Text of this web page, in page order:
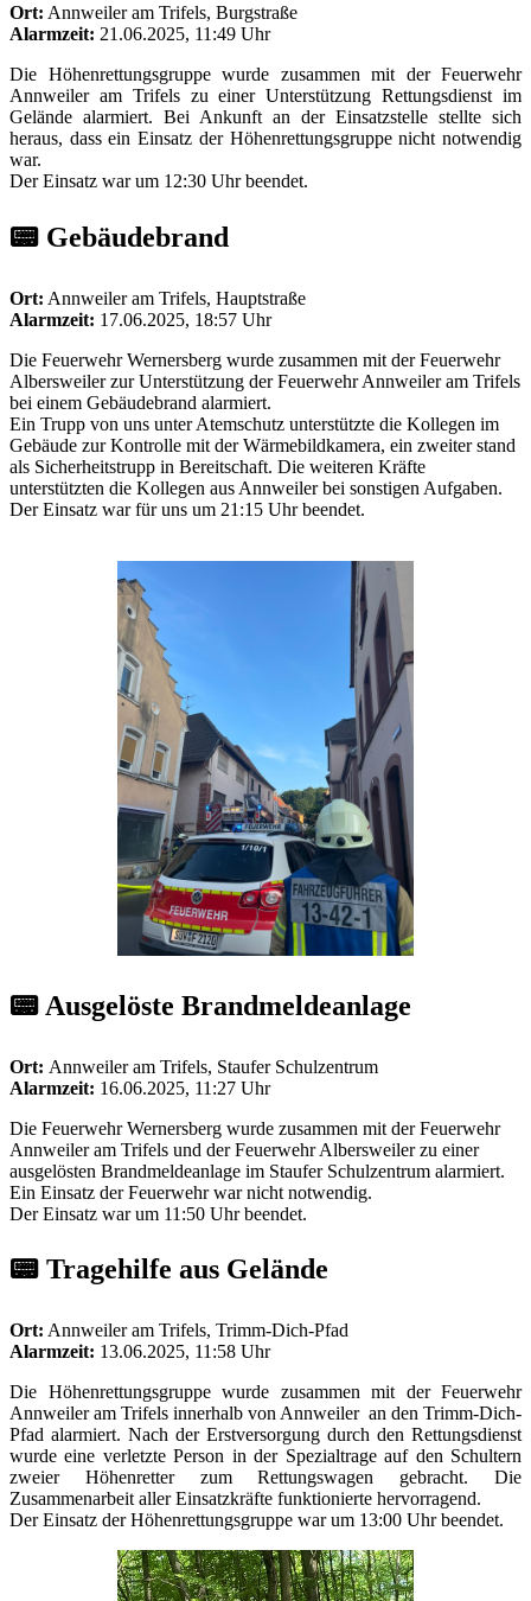
Ort: Annweiler am Trifels, Burgstraße
Alarmzeit: 21.06.2025, 11:49 Uhr
Die Höhenrettungsgruppe wurde zusammen mit der Feuerwehr
Annweiler am Trifels zu einer Unterstützung Rettungsdienst im
Gelände alarmiert. Bei Ankunft an der Einsatzstelle stellte sich
heraus, dass ein Einsatz der Höhenrettungsgruppe nicht notwendig
war.
Der Einsatz war um 12:30 Uhr beendet.
📟 Gebäudebrand
Ort: Annweiler am Trifels, Hauptstraße
Alarmzeit: 17.06.2025, 18:57 Uhr
Die Feuerwehr Wernersberg wurde zusammen mit der Feuerwehr
Albersweiler zur Unterstützung der Feuerwehr Annweiler am Trifels
bei einem Gebäudebrand alarmiert.
Ein Trupp von uns unter Atemschutz unterstützte die Kollegen im
Gebäude zur Kontrolle mit der Wärmebildkamera, ein zweiter stand
als Sicherheitstrupp in Bereitschaft. Die weiteren Kräfte
unterstützten die Kollegen aus Annweiler bei sonstigen Aufgaben.
Der Einsatz war für uns um 21:15 Uhr beendet.
📟 Ausgelöste Brandmeldeanlage
Ort: Annweiler am Trifels, Staufer Schulzentrum
Alarmzeit: 16.06.2025, 11:27 Uhr
Die Feuerwehr Wernersberg wurde zusammen mit der Feuerwehr
Annweiler am Trifels und der Feuerwehr Albersweiler zu einer
ausgelösten Brandmeldeanlage im Staufer Schulzentrum alarmiert.
Ein Einsatz der Feuerwehr war nicht notwendig.
Der Einsatz war um 11:50 Uhr beendet.
📟 Tragehilfe aus Gelände
Ort: Annweiler am Trifels, Trimm-Dich-Pfad
Alarmzeit: 13.06.2025, 11:58 Uhr
Die Höhenrettungsgruppe wurde zusammen mit der Feuerwehr
Annweiler am Trifels innerhalb von Annweiler an den Trimm-Dich-
Pfad alarmiert. Nach der Erstversorgung durch den Rettungsdienst
wurde eine verletzte Person in der Spezialtrage auf den Schultern
zweier Höhenretter zum Rettungswagen gebracht. Die
Zusammenarbeit aller Einsatzkräfte funktionierte hervorragend.
Der Einsatz der Höhenrettungsgruppe war um 13:00 Uhr beendet.